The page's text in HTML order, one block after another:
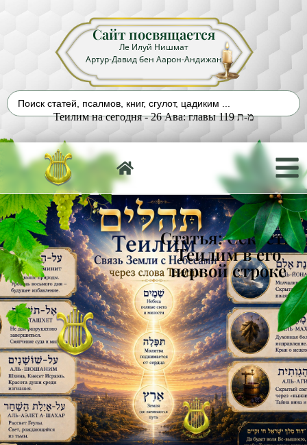
Сайт посвящается
Ле Илуй Нишмат
Артур-Давид бен Аарон-Андижан
Теилим на сегодня - 26 Ава: главы 119 מ-ת
Статья: Секреты
Теилим в его
первой строке